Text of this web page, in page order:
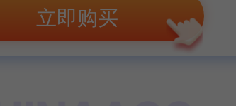
立即购买